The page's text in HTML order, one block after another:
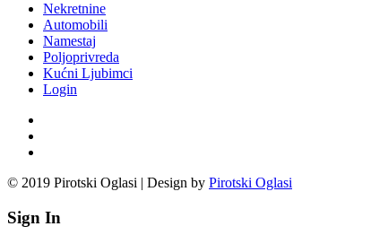
Nekretnine
Automobili
Namestaj
Poljoprivreda
Kućni Ljubimci
Login
© 2019 Pirotski Oglasi | Design by Pirotski Oglasi
Sign In